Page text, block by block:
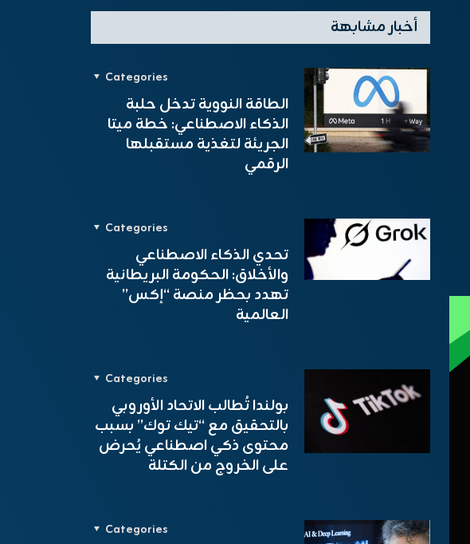
أخبار مشابهة
Categories
الطاقة النووية تدخل حلبة
الذكاء الاصطناعي: خطة ميتا
الجريئة لتغذية مستقبلها
الرقمي
Categories
تحدي الذكاء الاصطناعي
والأخلاق: الحكومة البريطانية
تهدد بحظر منصة “إكس”
العالمية
Categories
بولندا تُطالب الاتحاد الأوروبي
بالتحقيق مع “تيك توك” بسبب
محتوى ذكي اصطناعي يُحرض
على الخروج من الكتلة
Categories